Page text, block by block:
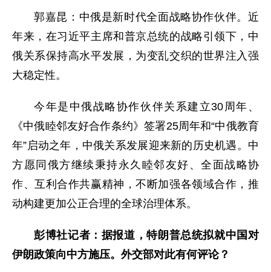
郭嘉昆：中俄是新时代全面战略协作伙伴。近
年来，在习近平主席和普京总统的战略引领下，中
俄关系保持高水平发展，为变乱交织的世界注入强
大稳定性。
今年是中俄战略协作伙伴关系建立30周年、
《中俄睦邻友好合作条约》签署25周年和“中俄教育
年”启动之年，中俄关系发展迎来新的历史机遇。中
方愿同俄方继续秉持永久睦邻友好、全面战略协
作、互利合作共赢精神，不断加强各领域合作，推
动构建更加公正合理的全球治理体系。
彭博社记者：据报道，特朗普总统拟就中国对
伊朗政策向中方施压。外交部对此有何评论？